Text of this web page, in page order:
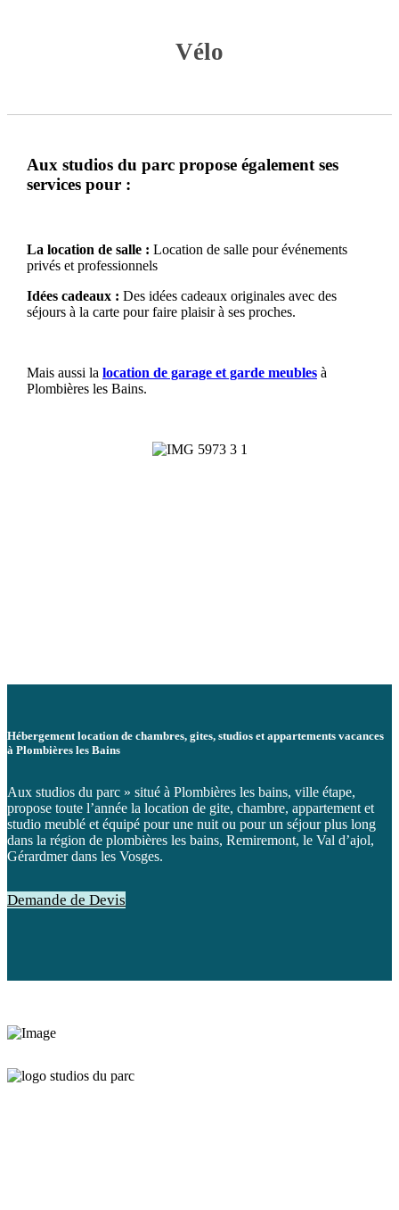
Vélo
Aux studios du parc propose également ses
services pour :
La location de salle : Location de salle pour événements
privés et professionnels
Idées cadeaux : Des idées cadeaux originales avec des
séjours à la carte pour faire plaisir à ses proches.
Mais aussi la location de garage et garde meubles à
Plombières les Bains.
Hébergement location de chambres, gites, studios et appartements vacances
à Plombières les Bains
Aux studios du parc » situé à Plombières les bains, ville étape,
propose toute l’année la location de gite, chambre, appartement et
studio meublé et équipé pour une nuit ou pour un séjour plus long
dans la région de plombières les bains, Remiremont, le Val d’ajol,
Gérardmer dans les Vosges.
Demande de Devis